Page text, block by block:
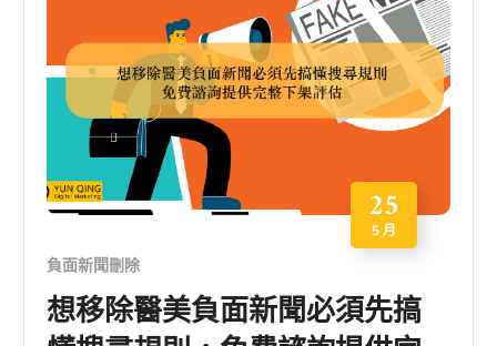
25
5 月
負面新聞刪除
想移除醫美負面新聞必須先搞